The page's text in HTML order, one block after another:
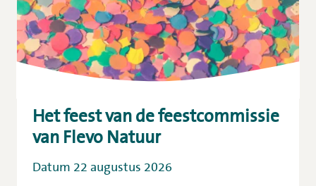
Het feest van de feestcommissie
van Flevo Natuur
Datum 22 augustus 2026